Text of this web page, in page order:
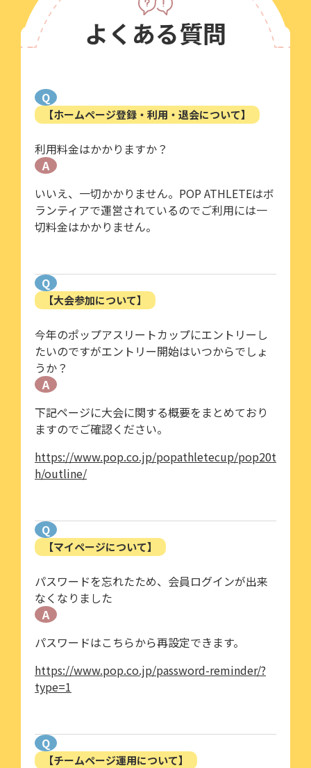
よくある質問
Q
【ホームページ登録・利用・退会について】
利用料金はかかりますか？
A
いいえ、一切かかりません。POP ATHLETEはボ
ランティアで運営されているのでご利用には一
切料金はかかりません。
Q
【大会参加について】
今年のポップアスリートカップにエントリーし
たいのですがエントリー開始はいつからでしょ
うか？
A
下記ページに大会に関する概要をまとめており
ますのでご確認ください。
https://www.pop.co.jp/popathletecup/pop20t
h/outline/
Q
【マイページについて】
パスワードを忘れたため、会員ログインが出来
なくなりました
A
パスワードはこちらから再設定できます。
https://www.pop.co.jp/password-reminder/?
type=1
Q
【チームページ運用について】